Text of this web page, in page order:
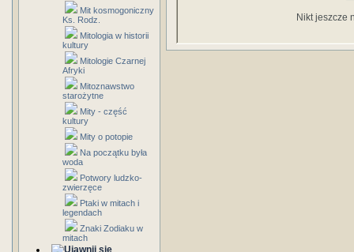
Mit kosmogoniczny
Ks. Rodz.
Mitologia w historii
kultury
Mitologie Czarnej
Afryki
Mitoznawstwo
starożytne
Mity - część
kultury
Mity o potopie
Na początku była
woda
Potwory ludzko-
zwierzęce
Ptaki w mitach i
legendach
Znaki Zodiaku w
mitach
Nikt jeszcze